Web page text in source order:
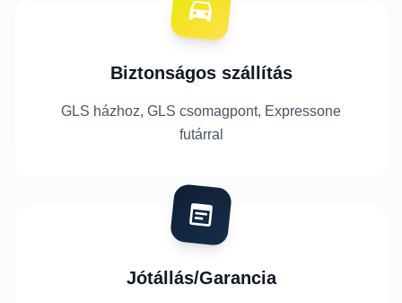
Biztonságos szállítás
GLS házhoz, GLS csomagpont, Expressone
futárral
Jótállás/Garancia